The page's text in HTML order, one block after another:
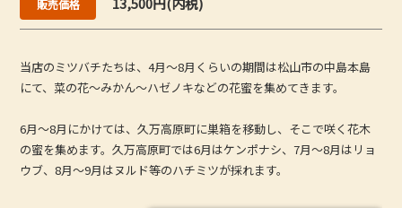
販売価格
当店のミツバチたちは、4月〜8月くらいの期間は松山市の中島本島
にて、菜の花〜みかん〜ハゼノキなどの花蜜を集めてきます。
6月〜8月にかけては、久万高原町に巣箱を移動し、そこで咲く花木
の蜜を集めます。久万高原町では6月はケンポナシ、7月〜8月はリョ
ウブ、8月〜9月はヌルド等のハチミツが採れます。